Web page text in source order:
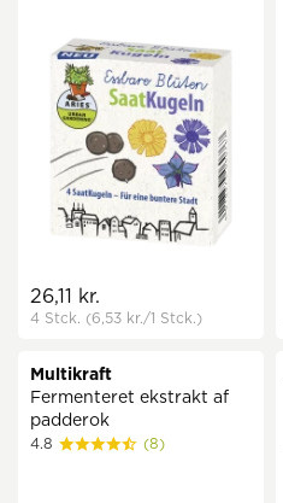
26,11 kr.
4 Stck. (6,53 kr./1 Stck.)
Multikraft
Fermenteret ekstrakt af
padderok
4.8 (8)